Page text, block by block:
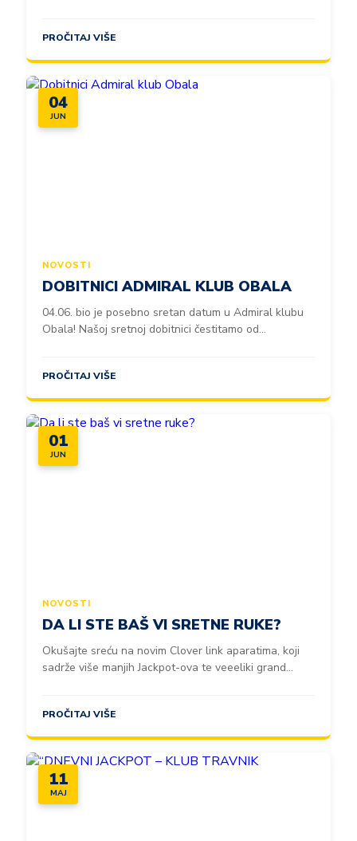
PROČITAJ VIŠE
04
JUN
NOVOSTI
DOBITNICI ADMIRAL KLUB OBALA
04.06. bio je posebno sretan datum u Admiral klubu
Obala! Našoj sretnoj dobitnici čestitamo od...
PROČITAJ VIŠE
01
JUN
NOVOSTI
DA LI STE BAŠ VI SRETNE RUKE?
Okušajte sreću na novim Clover link aparatima, koji
sadrže više manjih Jackpot-ova te veeeliki grand...
PROČITAJ VIŠE
11
MAJ